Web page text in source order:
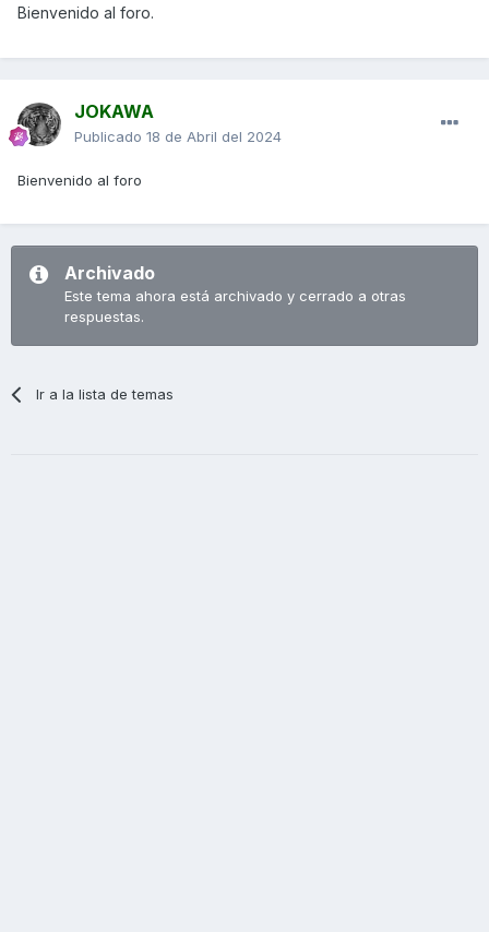
Bienvenido al foro.
JOKAWA
Publicado 18 de Abril del 2024
Bienvenido al foro
Archivado
Este tema ahora está archivado y cerrado a otras
respuestas.
Ir a la lista de temas